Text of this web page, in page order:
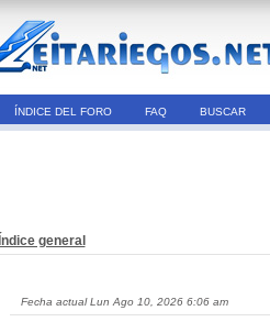
ÍNDICE DEL FORO FAQ BUSCAR
Índice general
Fecha actual Lun Ago 10, 2026 6:06 am